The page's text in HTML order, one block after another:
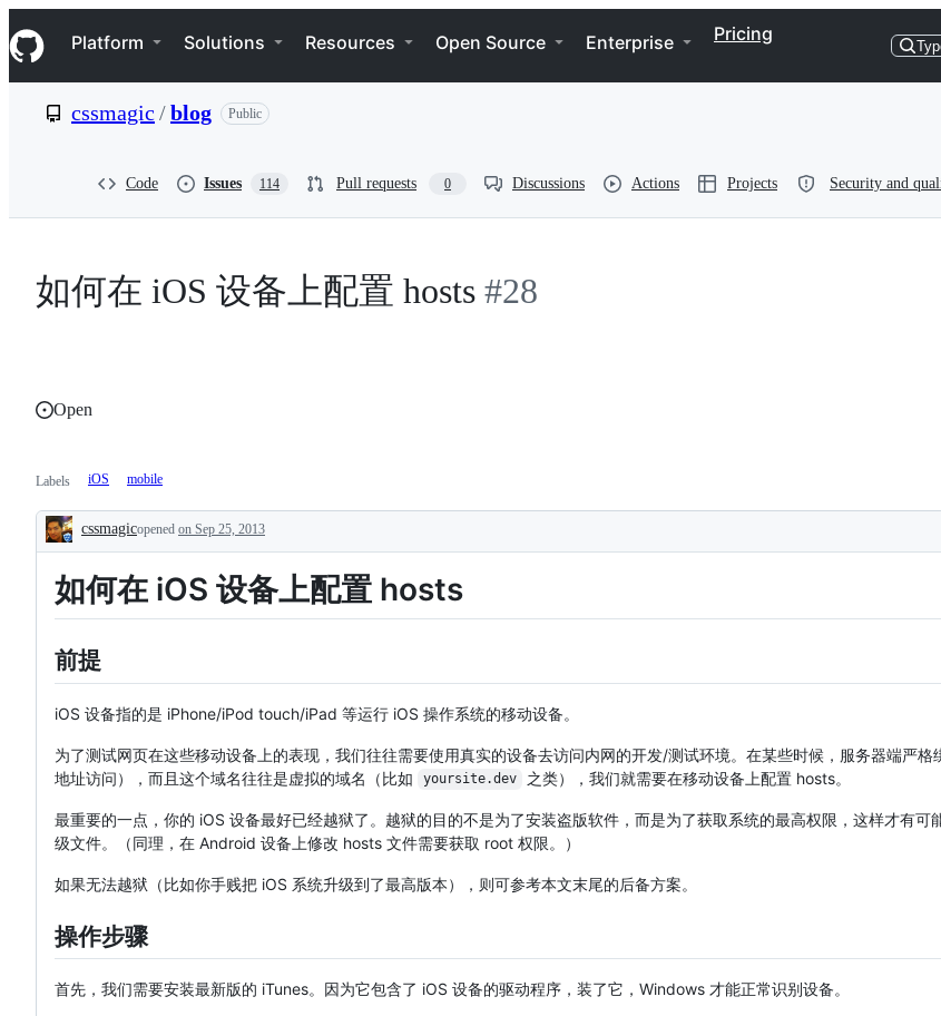
k
i
p
e
Navigation Menu
Platform Solutions Resources Open Source Enterprise Pricing
cssmagic /blog Public
Code Issues 114 Pull requests 0 Discussions Actions Projects Security and
如何在 iOS 设备上配置 hosts #28
Open
Labels iOS mobile
Description
cssmagicopened on Sep 25, 2013
如何在 iOS 设备上配置 hosts
前提
iOS 设备指的是 iPhone/iPod touch/iPad 等运行 iOS 操作系统的移动设备。
为了测试网页在这些移动设备上的表现，我们往往需要使用真实的设备去访问内网的开发/测试环境。在某些时候，服务器端严格
地址访问），而且这个域名往往是虚拟的域名（比如
yoursite.dev 之类），我们就需要在移动设备上配置 hosts。
最重要的一点，你的 iOS 设备最好已经越狱了。越狱的目的不是为了安装盗版软件，而是为了获取系统的最高权限，这样才有可
级文件。（同理，在 Android 设备上修改 hosts 文件需要获取 root 权限。）
如果无法越狱（比如你手贱把 iOS 系统升级到了最高版本），则可参考本文末尾的后备方案。
操作步骤
首先，我们需要安装最新版的 iTunes。因为它包含了 iOS 设备的驱动程序，装了它，Windows 才能正常识别设备。